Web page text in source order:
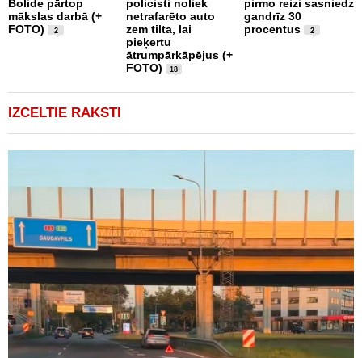
Bolide pārtop
mākslas darbā (+
FOTO)
2
policisti noliek
netrafarēto auto
zem tilta, lai
pieķertu
ātrumpārkāpējus (+
FOTO)
18
pirmo reizi sasniedz
gandrīz 30
procentus
2
IZCELTIE RAKSTI